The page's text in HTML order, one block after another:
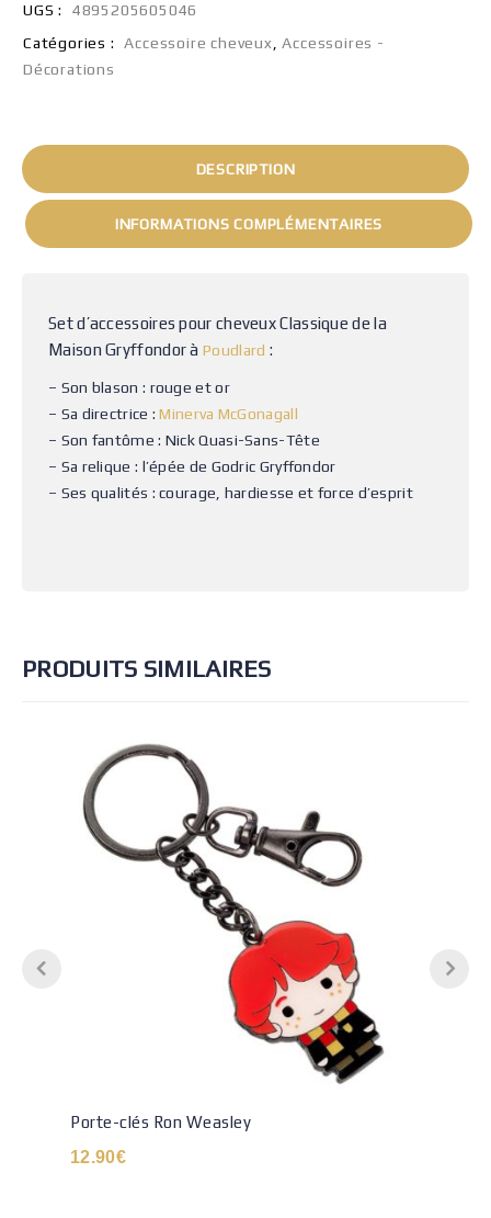
UGS :
4895205605046
Catégories :
Accessoire cheveux ,Accessoires -
Décorations
DESCRIPTION
INFORMATIONS COMPLÉMENTAIRES
Set d’accessoires pour cheveux Classique de la
Maison Gryffondor àPoudlard :
– Son blason : rouge et or
– Sa directrice :Minerva McGonagall
– Son fantôme : Nick Quasi-Sans-Tête
– Sa relique : l’épée de Godric Gryffondor
– Ses qualités : courage, hardiesse et force d’esprit
PRODUITS SIMILAIRES
Porte-clés Ron Weasley
12.90€